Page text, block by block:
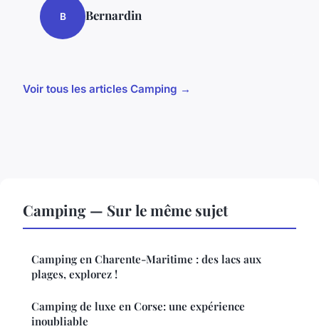
B Bernardin
Voir tous les articles Camping →
Camping — Sur le même sujet
Camping en Charente-Maritime : des lacs aux
plages, explorez !
Camping de luxe en Corse: une expérience
inoubliable